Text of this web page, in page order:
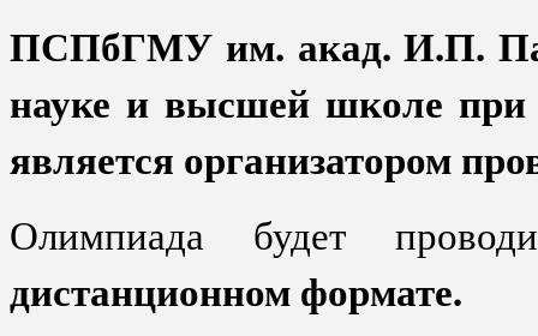
ПСПбГМУ им. акад. И.П.
науке и высшей школе при
является организатором
Олимпиада будет
дистанционном формате.